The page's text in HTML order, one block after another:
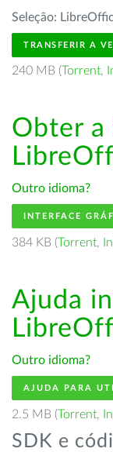
Seleção:
TRANSFERIR A
240 MB (Torrent,
Obter a
Outro idioma?
INTERFACE
384 KB (Torrent,
Ajuda
Outro idioma?
AJUDA PARA
2.5 MB (Torrent,
SDK e